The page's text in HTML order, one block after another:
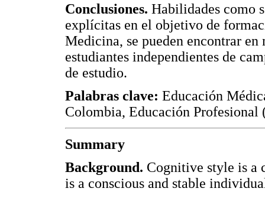
Conclusiones. Habilidades como
explícitas en el objetivo de
Medicina, se pueden encontrar
estudiantes independientes de
de estudio.
Palabras clave: Educación
Colombia, Educación Profesional
Summary
Background. Cognitive style is a
is a conscious and stable